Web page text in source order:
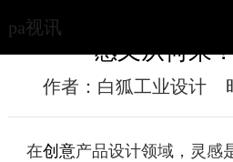
pa视讯
如何创造设计出独
感又从何来
作者：白狐工业设计
在创意产品设计领域，灵感